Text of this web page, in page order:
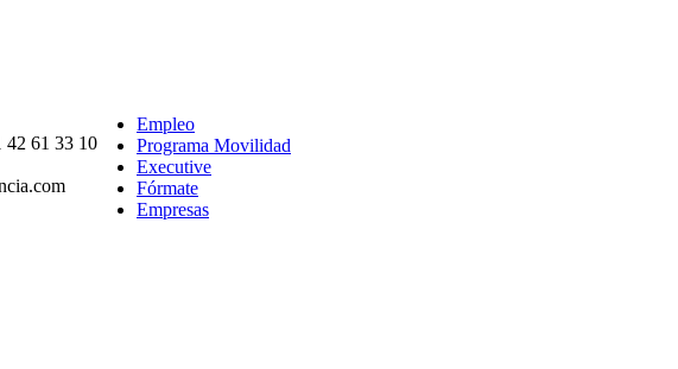
42 61 33 10
Empleo
Programa Movilidad
Executive
Fórmate
Empresas